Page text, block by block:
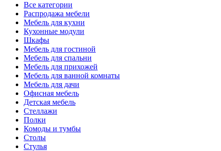
Все категории
Распродажа мебели
Мебель для кухни
Кухонные модули
Шкафы
Мебель для гостиной
Мебель для спальни
Мебель для прихожей
Мебель для ванной комнаты
Мебель для дачи
Офисная мебель
Детская мебель
Стеллажи
Полки
Комоды и тумбы
Столы
Стулья